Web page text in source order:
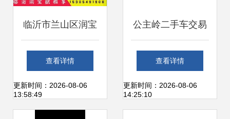
临沂市兰山区润宝
航二手车交易信息
咨询服务中心 您值
查看详情
更新时间：2026-08-06
13:58:49
公主岭二手车交易
市场 一站式购车服
务与信息指南
查看详情
更新时间：2026-08-06
14:25:10